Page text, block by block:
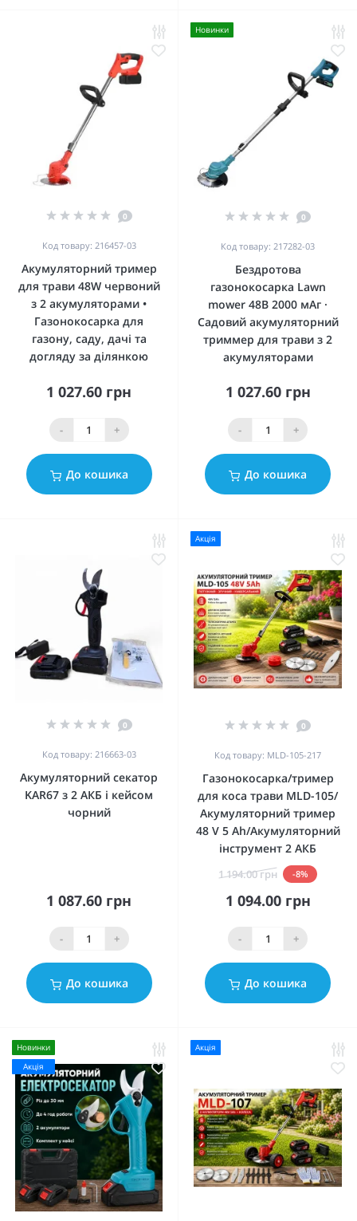
0
Код товару: 216457-03
Акумуляторний тример
для трави 48W червоний
з 2 акумуляторами •
Газонокосарка для
газону, саду, дачі та
догляду за ділянкою
1 027.60 грн
- +
До кошика
Новинки
0
Код товару: 217282-03
Бездротова
газонокосарка Lawn
mower 48В 2000 мАг ·
Садовий акумуляторний
триммер для трави з 2
акумуляторами
1 027.60 грн
- +
До кошика
0
Код товару: 216663-03
Акумуляторний секатор
KAR67 з 2 АКБ і кейсом
чорний
1 087.60 грн
- +
До кошика
Акція
0
Код товару: MLD-105-217
Газонокосарка/тример
для коса трави MLD-105/
Акумуляторний тример
48 V 5 Ah/Акумуляторний
інструмент 2 АКБ
1 194.00 грн -8%
1 094.00 грн
- +
До кошика
Новинки
Акція
Акція